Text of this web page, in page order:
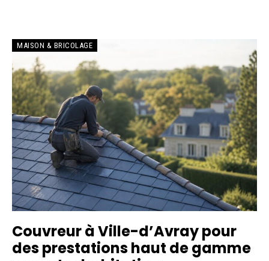
MAISON & BRICOLAGE
Couvreur à Ville-d’Avray pour
des prestations haut de gamme